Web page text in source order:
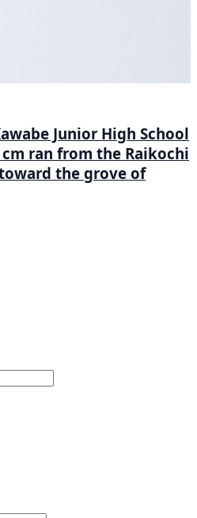
Junior High School
ran from the Raikochi
the grove of